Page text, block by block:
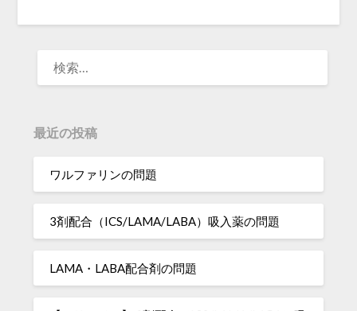
最近の投稿
ワルファリンの問題
3剤配合（ICS/LAMA/LABA）吸入薬の問題
LAMA・LABA配合剤の問題